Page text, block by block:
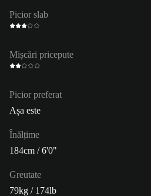
Picior slab
Mișcări pricepute
Picior preferat
Așa este
Înălțime
184cm / 6'0"
Greutate
79kg / 174lb